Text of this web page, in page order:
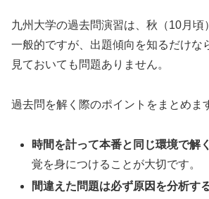
九州大学の過去問演習は、秋（10月頃
一般的ですが、出題傾向を知るだけな
見ておいても問題ありません。
過去問を解く際のポイントをまとめま
時間を計って本番と同じ環境で解く
覚を身につけることが大切です。
間違えた問題は必ず原因を分析す